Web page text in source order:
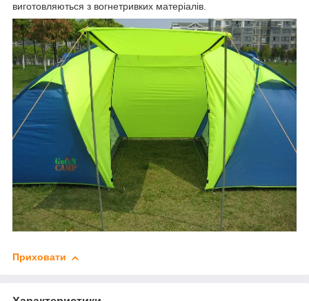
виготовляються з вогнетривких матеріалів.
Приховати